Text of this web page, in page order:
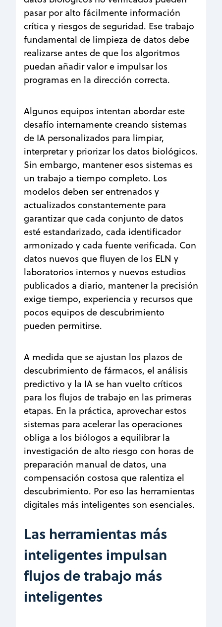
pasar por alto fácilmente información
crítica y riesgos de seguridad. Ese trabajo
fundamental de limpieza de datos debe
realizarse antes de que los algoritmos
puedan añadir valor e impulsar los
programas en la dirección correcta.
Algunos equipos intentan abordar este
desafío internamente creando sistemas
de IA personalizados para limpiar,
interpretar y priorizar los datos biológicos.
Sin embargo, mantener esos sistemas es
un trabajo a tiempo completo. Los
modelos deben ser entrenados y
actualizados constantemente para
garantizar que cada conjunto de datos
esté estandarizado, cada identificador
armonizado y cada fuente verificada. Con
datos nuevos que fluyen de los ELN y
laboratorios internos y nuevos estudios
publicados a diario, mantener la precisión
exige tiempo, experiencia y recursos que
pocos equipos de descubrimiento
pueden permitirse.
A medida que se ajustan los plazos de
descubrimiento de fármacos, el análisis
predictivo y la IA se han vuelto críticos
para los flujos de trabajo en las primeras
etapas. En la práctica, aprovechar estos
sistemas para acelerar las operaciones
obliga a los biólogos a equilibrar la
investigación de alto riesgo con horas de
preparación manual de datos, una
compensación costosa que ralentiza el
descubrimiento. Por eso las herramientas
digitales más inteligentes son esenciales.
Las herramientas más
inteligentes impulsan
flujos de trabajo más
inteligentes